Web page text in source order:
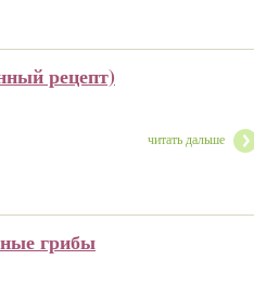
рецепт)
читать дальше
грибы